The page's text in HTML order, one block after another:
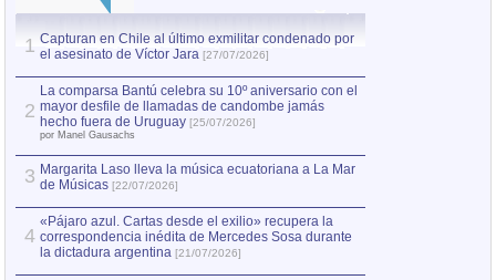
1 Capturan en Chile al último exmilitar condenado por
el asesinato de Víctor Jara [27/07/2026]
2
La comparsa Bantú celebra su 10º aniversario con el
mayor desfile de llamadas de candombe jamás
hecho fuera de Uruguay [25/07/2026]
por Manel Gausachs
3 Margarita Laso lleva la música ecuatoriana a La Mar
de Músicas [22/07/2026]
4
«Pájaro azul. Cartas desde el exilio» recupera la
correspondencia inédita de Mercedes Sosa durante
la dictadura argentina [21/07/2026]